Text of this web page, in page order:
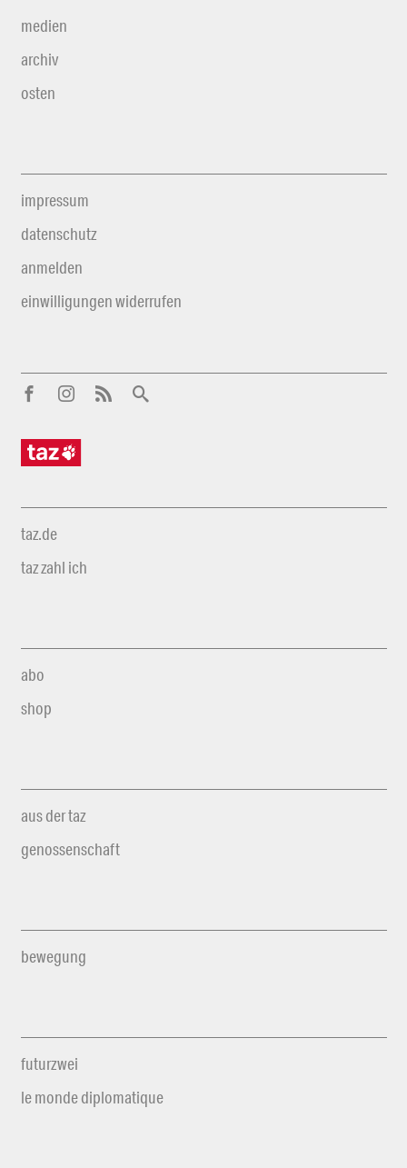
medien
archiv
osten
impressum
datenschutz
anmelden
einwilligungen widerrufen
taz.de
taz zahl ich
abo
shop
aus der taz
genossenschaft
bewegung
futurzwei
le monde diplomatique